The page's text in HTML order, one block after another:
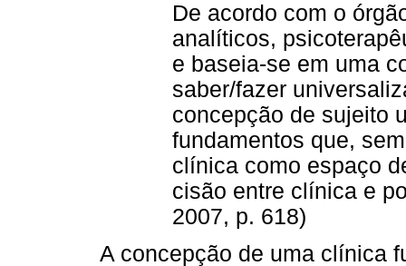
De acordo com o
analíticos,
e baseia-se em uma
saber/fazer
concepção de sujeito
fundamentos que,
clínica como espaço
cisão entre clínica e
2007, p. 618)
A concepção de uma clínica